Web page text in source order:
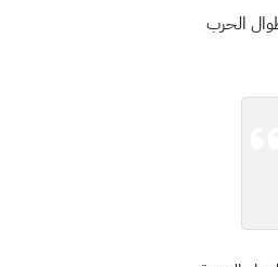
بذكاء طوال الحرب